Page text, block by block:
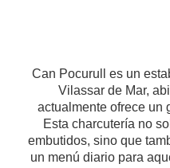
Can Pocurull es un
Vilassar de Mar,
actualmente ofrece un
Esta charcutería no
embutidos, sino que
un menú diario para